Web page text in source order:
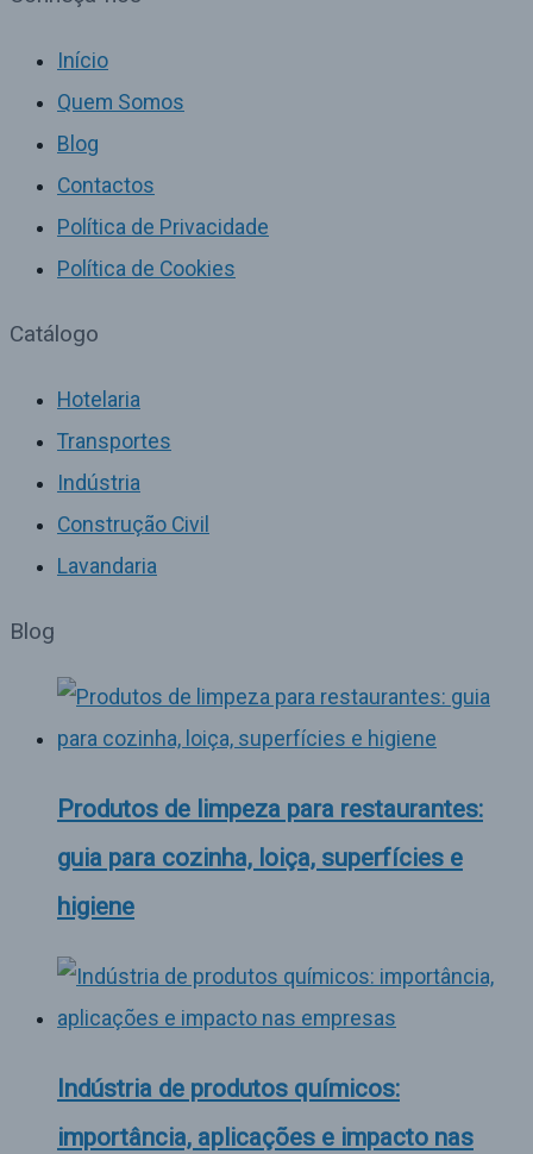
Início
Quem Somos
Blog
Contactos
Política de Privacidade
Política de Cookies
Catálogo
Hotelaria
Transportes
Indústria
Construção Civil
Lavandaria
Blog
Produtos de limpeza para restaurantes:
guia para cozinha, loiça, superfícies e
higiene
Indústria de produtos químicos:
importância, aplicações e impacto nas